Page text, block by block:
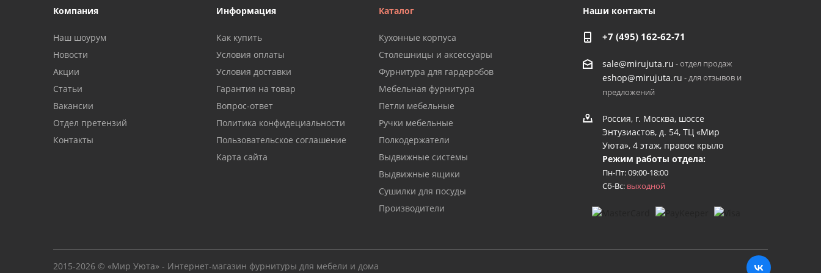
Компания
Наш шоурум
Новости
Акции
Статьи
Вакансии
Отдел претензий
Контакты
Информация
Как купить
Условия оплаты
Условия доставки
Гарантия на товар
Вопрос-ответ
Политика конфидециальности
Пользовательское соглашение
Карта сайта
Каталог
Кухонные корпуса
Столешницы и аксессуары
Фурнитура для гардеробов
Мебельная фурнитура
Петли мебельные
Ручки мебельные
Полкодержатели
Выдвижные системы
Выдвижные ящики
Сушилки для посуды
Производители
Наши контакты
+7 (495) 162-62-71
sale@mirujuta.ru - отдел продаж
eshop@mirujuta.ru - для отзывов и
предложений
Россия, г. Москва, шоссе
Энтузиастов, д. 54, ТЦ «Мир
Уюта», 4 этаж, правое крыло
Режим работы отдела:
Пн-Пт: 09:00-18:00
Сб-Вс: выходной
2015-2026 © «Мир Уюта» - Интернет-магазин фурнитуры для мебели и дома